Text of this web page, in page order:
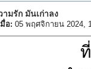
ามรัก มันเก่าลง
อ: 05 พฤศจิกายน 2024,